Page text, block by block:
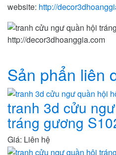
website: http://
http://decor3dhoanggia.com
Sản phẩn liên
tranh 3d cửu
tráng gương
Giá: Liên hệ